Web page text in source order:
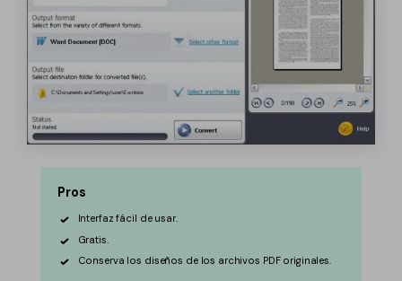
Pros
Interfaz fácil de usar.
Gratis.
Conserva los diseños de los archivos PDF originales.